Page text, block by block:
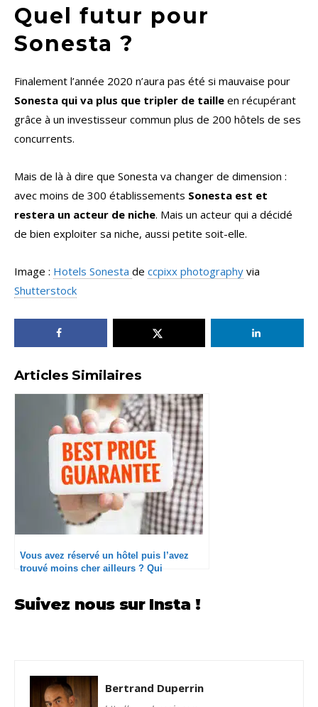
Quel futur pour
Sonesta ?
Finalement l’année 2020 n’aura pas été si mauvaise pour
Sonesta qui va plus que tripler de taille en récupérant
grâce à un investisseur commun plus de 200 hôtels de ses
concurrents.
Mais de là à dire que Sonesta va changer de dimension :
avec moins de 300 établissements Sonesta est et
restera un acteur de niche. Mais un acteur qui a décidé
de bien exploiter sa niche, aussi petite soit-elle.
Image : Hotels Sonesta de ccpixx photography via
Shutterstock
Articles Similaires
Vous avez réservé un hôtel puis l’avez
trouvé moins cher ailleurs ? Qui
Suivez nous sur Insta !
Bertrand Duperrin